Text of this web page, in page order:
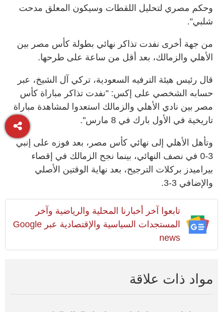
وحكم مصري لتحليل اللقطات وسيكون المعلق مدحت
شلبي".
من جهة أخرى نفدت تذاكر نهائي بطولة كأس مصر بين
الأهلي والزمالك، بعد أقل من ساعة على طرحها.
قال رئيس هيئة الترفيه السعودية، تركي آل الشيخ، عبر
حسابه الشخصي على إكس: "نفدت تذاكر مباراة كأس
مصر بين نادي الأهلي والزمالك استعدوا لمشاهدة مباراة
تاريخية في الأول بارك في 8 مارس".
وتأهل الأهلي إلى نهائي كأس مصر، بعد فوزه على إنبي
3-0 في نصف النهائي، بينما نجح الزمالك في إقصاء
بيراميدز بركلات الترجيح، بعد نهاية الوقتين الأصلي
والإضافي 3-3.
تابعوا آخر أخبارنا المحلية والرياضية وآخر
المستجدات السياسية والإقتصادية عبر Google
news
مواد ذات علاقة